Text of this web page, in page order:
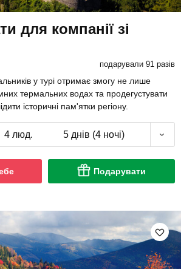
для компанії зі
подарували 91 разів
у турі отримає змогу не лише
термальних водах та продегустувати
історичні пам'ятки регіону.
4 люд. 5 днів (4 ночі)
Подарувати